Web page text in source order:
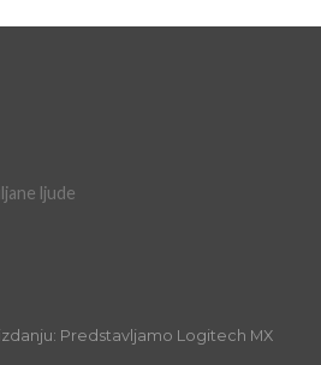
ljude
Predstavljamo Logitech MX